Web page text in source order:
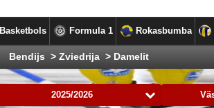
Basketbols Formula 1 Rokasbumba
Bendijs > Zviedrija > Damelit
2025/2026